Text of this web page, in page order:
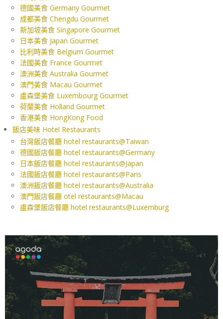
德國美食 Germany Gourmet
成都美食 Chengdu Gourmet
新加坡美食 Singapore Gourmet
日本美食 Japan Gourmet
比利時美食 Belgium Gourmet
法國美食 France Gourmet
澳洲美食 Australia Gourmet
澳門美食 Macau Gourmet
盧森堡美食 Luxembourg Gourmet
荷蘭美食 Holland Gourmet
香港美食 HongKong Food
飯店美味 Hotel Restaurants
台灣飯店餐廳 hotel restaurants@Taiwan
德國飯店餐廳 hotel restaurants@Germany
日本飯店餐廳 hotel restaurants@Japan
法國飯店餐廳 hotel restaurants@Paris
澳洲飯店餐廳 hotel restaurants@Australia
澳門飯店餐廳 otel restaurants@Macau
盧森堡飯店餐廳 hotel restaurants@Luxemburg